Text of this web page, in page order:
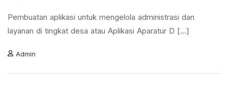
Pembuatan aplikasi untuk mengelola administrasi dan
layanan di tingkat desa atau Aplikasi Aparatur D [...]
Admin